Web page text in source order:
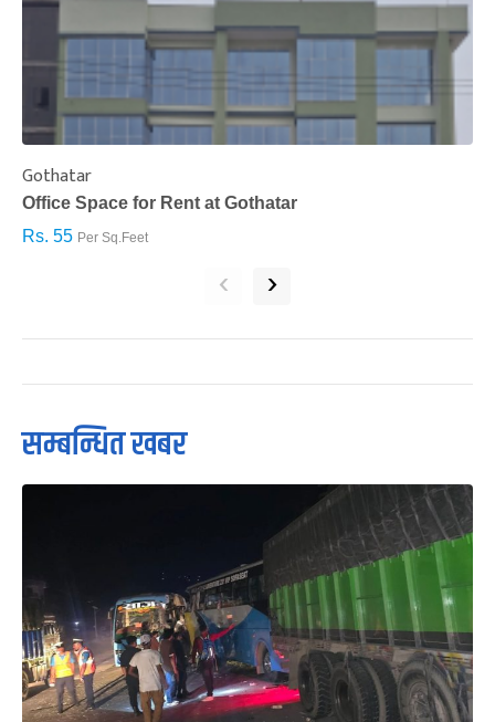
Gothatar
Office Space for Rent at Gothatar
Rs. 55 Per Sq.Feet
‹ ›
सम्बन्धित खबर